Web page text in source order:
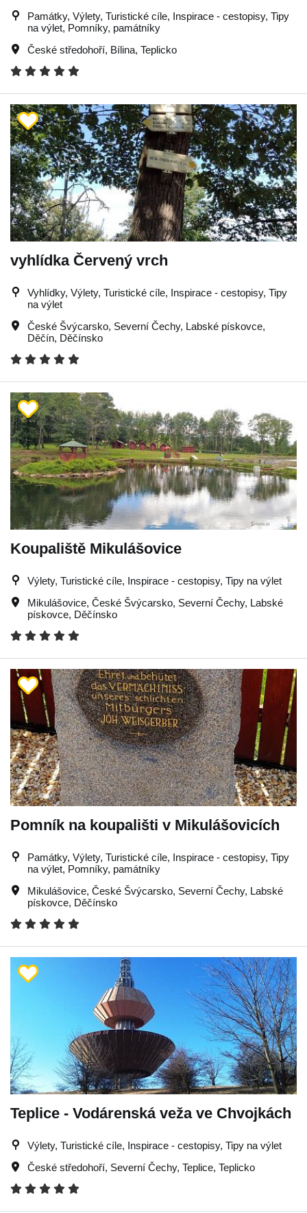
Památky, Výlety, Turistické cíle, Inspirace - cestopisy, Tipy
na výlet, Pomníky, památníky
České středohoří, Bílina, Teplicko
vyhlídka Červený vrch
Vyhlídky, Výlety, Turistické cíle, Inspirace - cestopisy, Tipy
na výlet
České Švýcarsko, Severní Čechy, Labské pískovce,
Děčín, Děčínsko
Koupaliště Mikulášovice
Výlety, Turistické cíle, Inspirace - cestopisy, Tipy na výlet
Mikulášovice, České Švýcarsko, Severní Čechy, Labské
pískovce, Děčínsko
Pomník na koupališti v Mikulášovicích
Památky, Výlety, Turistické cíle, Inspirace - cestopisy, Tipy
na výlet, Pomníky, památníky
Mikulášovice, České Švýcarsko, Severní Čechy, Labské
pískovce, Děčínsko
Teplice - Vodárenská veža ve Chvojkách
Výlety, Turistické cíle, Inspirace - cestopisy, Tipy na výlet
České středohoří, Severní Čechy, Teplice, Teplicko